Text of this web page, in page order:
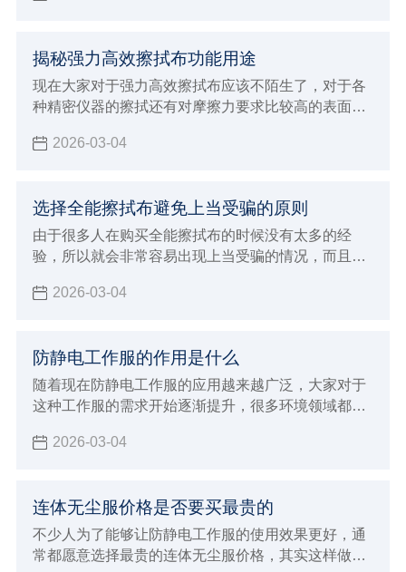
发展才会更有竞争优势，由于现在生产光学擦拭布的
厂家越来越多，建议大家必须要保证生产质量，才能
够让自己未来的发展得到促进。
揭秘强力高效擦拭布功能用途
现在大家对于强力高效擦拭布应该不陌生了，对于各
种精密仪器的擦拭还有对摩擦力要求比较高的表面擦
磨损和划痕，自然就可以让清洁的效果更加彻底
2026-03-04
选择全能擦拭布避免上当受骗的原则
由于很多人在购买全能擦拭布的时候没有太多的经
验，所以就会非常容易出现上当受骗的情况，而且现
牌也开始层出不穷，所以规格型号那边也开始更加多
介绍一下，进行购买全能擦拭布过程中如何避免上当
受骗？该注意哪些非常重要的原则和标准呢。
2026-03-04
防静电工作服的作用是什么
随着现在防静电工作服的应用越来越广泛，大家对于
这种工作服的需求开始逐渐提升，很多环境领域都需
防静电效果，例如生产加工食品以及药品的行业，还
2026-03-04
连体无尘服价格是否要买最贵的
不少人为了能够让防静电工作服的使用效果更好，通
常都愿意选择最贵的连体无尘服价格，其实这样做的